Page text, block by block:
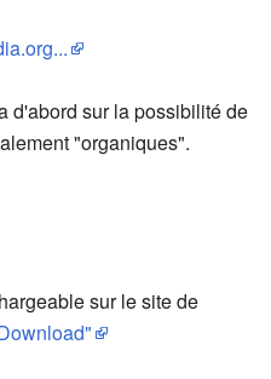
d'abord sur la possibilité de
"organiques".
sur le site de